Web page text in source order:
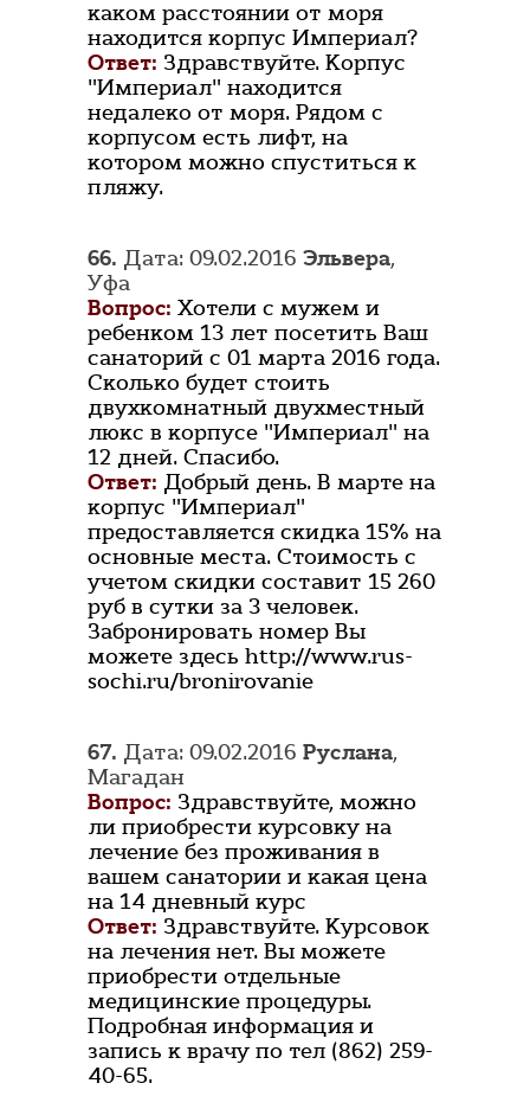
каком расстоянии от моря
находится корпус Империал?
Ответ: Здравствуйте. Корпус
"Империал" находится
недалеко от моря. Рядом с
корпусом есть лифт, на
котором можно спуститься к
пляжу.
66. Дата: 09.02.2016 Эльвера,
Уфа
Вопрос: Хотели с мужем и
ребенком 13 лет посетить Ваш
санаторий с 01 марта 2016 года.
Сколько будет стоить
двухкомнатный двухместный
люкс в корпусе "Империал" на
12 дней. Спасибо.
Ответ: Добрый день. В марте на
корпус "Империал"
предоставляется скидка 15% на
основные места. Стоимость с
учетом скидки составит 15 260
руб в сутки за 3 человек.
Забронировать номер Вы
можете здесь http://www.rus-
sochi.ru/bronirovanie
67. Дата: 09.02.2016 Руслана,
Магадан
Вопрос: Здравствуйте, можно
ли приобрести курсовку на
лечение без проживания в
вашем санатории и какая цена
на 14 дневный курс
Ответ: Здравствуйте. Курсовок
на лечения нет. Вы можете
приобрести отдельные
медицинские процедуры.
Подробная информация и
запись к врачу по тел (862) 259-
40-65.